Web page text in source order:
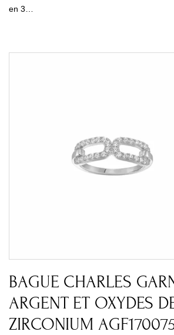
en 3…
BAGUE CHARLES
ARGENT ET OXYDES
ZIRCONIUM